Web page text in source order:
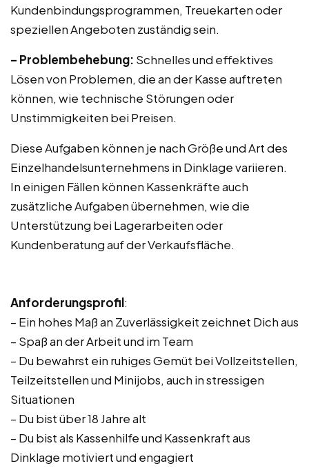
Kundenbindungsprogrammen, Treuekarten oder
speziellen Angeboten zuständig sein.
– Problembehebung: Schnelles und effektives
Lösen von Problemen, die an der Kasse auftreten
können, wie technische Störungen oder
Unstimmigkeiten bei Preisen.
Diese Aufgaben können je nach Größe und Art des
Einzelhandelsunternehmens in Dinklage variieren.
In einigen Fällen können Kassenkräfte auch
zusätzliche Aufgaben übernehmen, wie die
Unterstützung bei Lagerarbeiten oder
Kundenberatung auf der Verkaufsfläche.
Anforderungsprofil:
– Ein hohes Maß an Zuverlässigkeit zeichnet Dich aus
– Spaß an der Arbeit und im Team
– Du bewahrst ein ruhiges Gemüt bei Vollzeitstellen,
Teilzeitstellen und Minijobs, auch in stressigen
Situationen
– Du bist über 18 Jahre alt
– Du bist als Kassenhilfe und Kassenkraft aus
Dinklage motiviert und engagiert